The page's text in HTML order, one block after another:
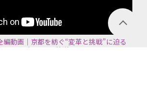
動画｜京都を紡ぐ“変革と挑戦”に迫る
＜2026年7月5日放送＞